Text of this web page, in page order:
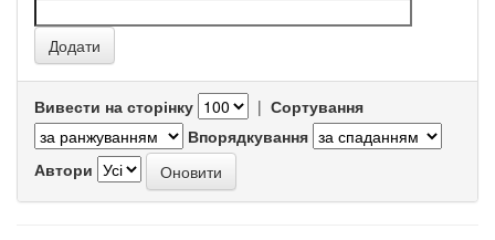
Вивести на сторінку | Сортування
Впорядкування
Автори